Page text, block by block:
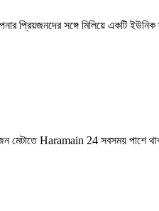
প্রিয়জনদের সঙ্গে মিলিয়ে একটি
মেটাতে Haramain 24 সবসময় পাশে